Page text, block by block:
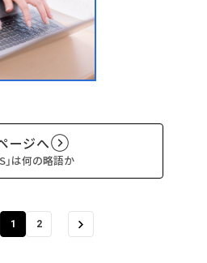
ージへ
」は何の略語か
1 2